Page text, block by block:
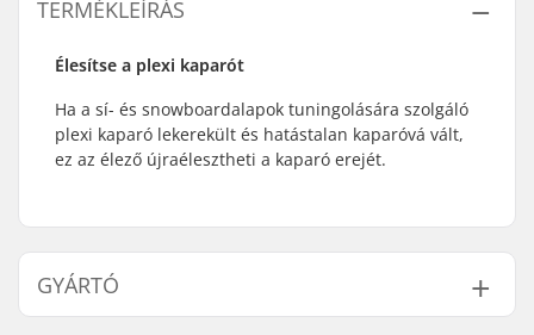
TERMÉKLEÍRÁS
Élesítse a plexi kaparót
Ha a sí- és snowboardalapok tuningolására szolgáló
plexi kaparó lekerekült és hatástalan kaparóvá vált,
ez az élező újraélesztheti a kaparó erejét.
GYÁRTÓ